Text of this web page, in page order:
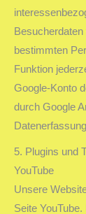
bestimmten
Funktion
Google-Konto
durch Google
5. Plugins und
YouTube
Unsere
Seite